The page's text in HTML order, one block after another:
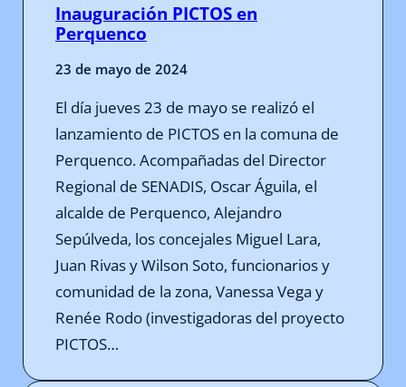
Inauguración PICTOS en
Perquenco
23 de mayo de 2024
El día jueves 23 de mayo se realizó el
lanzamiento de PICTOS en la comuna de
Perquenco. Acompañadas del Director
Regional de SENADIS, Oscar Águila, el
alcalde de Perquenco, Alejandro
Sepúlveda, los concejales Miguel Lara,
Juan Rivas y Wilson Soto, funcionarios y
comunidad de la zona, Vanessa Vega y
Renée Rodo (investigadoras del proyecto
PICTOS…